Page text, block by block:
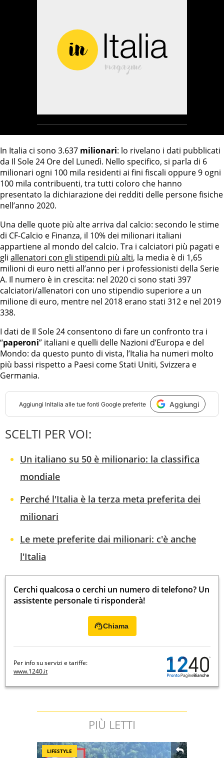
In Italia ci sono 3.637 milionari: lo rivelano i dati pubblicati
da Il Sole 24 Ore del Lunedì. Nello specifico, si parla di 6
milionari ogni 100 mila residenti ai fini fiscali oppure 9 ogni
100 mila contribuenti, tra tutti coloro che hanno
presentato la dichiarazione dei redditi delle persone fisiche
nell’anno 2020.
Una delle quote più alte arriva dal calcio: secondo le stime
di CF-Calcio e Finanza, il 10% dei milionari italiani
appartiene al mondo del calcio. Tra i calciatori più pagati e
gli allenatori con gli stipendi più alti, la media è di 1,65
milioni di euro netti all’anno per i professionisti della Serie
A. Il numero è in crescita: nel 2020 ci sono stati 397
calciatori/allenatori con uno stipendio superiore a un
milione di euro, mentre nel 2018 erano stati 312 e nel 2019
338.
I dati de Il Sole 24 consentono di fare un confronto tra i
“paperoni” italiani e quelli delle Nazioni d’Europa e del
Mondo: da questo punto di vista, l’Italia ha numeri molto
più bassi rispetto a Paesi come Stati Uniti, Svizzera e
Germania.
Aggiungi InItalia alle tue fonti Google preferite Aggiungi
SCELTI PER VOI:
Un italiano su 50 è milionario: la classifica
mondiale
Perché l'Italia è la terza meta preferita dei
milionari
Le mete preferite dai milionari: c'è anche
l'Italia
Cerchi qualcosa o cerchi un numero di telefono? Un
assistente personale ti risponderà!
Chiama
Per info su servizi e tariffe:
www.1240.it
PIÙ LETTI
LIFESTYLE